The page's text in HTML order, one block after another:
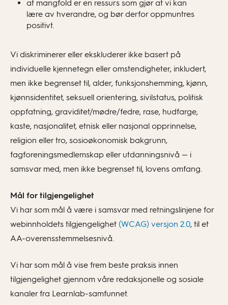
at mangfold er en ressurs som gjør at vi kan
lære av hverandre, og bør derfor oppmuntres
positivt.
Vi diskriminerer eller ekskluderer ikke basert på
individuelle kjennetegn eller omstendigheter, inkludert,
men ikke begrenset til, alder, funksjonshemming, kjønn,
kjønnsidentitet, seksuell orientering, sivilstatus, politisk
oppfatning, graviditet/mødre/fedre, rase, hudfarge,
kaste, nasjonalitet, etnisk eller nasjonal opprinnelse,
religion eller tro, sosioøkonomisk bakgrunn,
fagforeningsmedlemskap eller utdanningsnivå — i
samsvar med, men ikke begrenset til, lovens omfang.
Mål for tilgjengelighet
Vi har som mål å være i samsvar med retningslinjene for
webinnholdets tilgjengelighet (WCAG) versjon 2.0, til et
AA-overensstemmelsesnivå.
Vi har som mål å vise frem beste praksis innen
tilgjengelighet gjennom våre redaksjonelle og sosiale
kanaler fra Learnlab-samfunnet.